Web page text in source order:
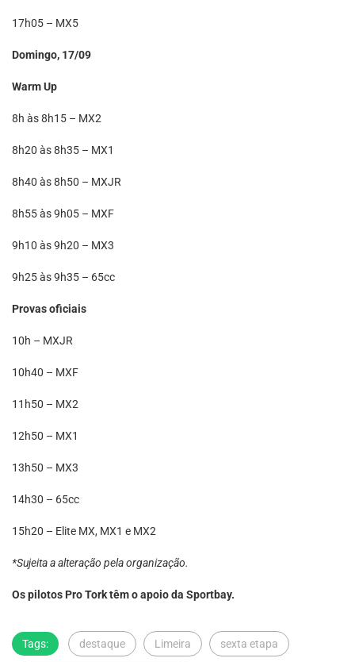
17h05 – MX5
Domingo, 17/09
Warm Up
8h às 8h15 – MX2
8h20 às 8h35 – MX1
8h40 às 8h50 – MXJR
8h55 às 9h05 – MXF
9h10 às 9h20 – MX3
9h25 às 9h35 – 65cc
Provas oficiais
10h – MXJR
10h40 – MXF
11h50 – MX2
12h50 – MX1
13h50 – MX3
14h30 – 65cc
15h20 – Elite MX, MX1 e MX2
*Sujeita a alteração pela organização.
Os pilotos Pro Tork têm o apoio da Sportbay.
Tags: destaque Limeira sexta etapa